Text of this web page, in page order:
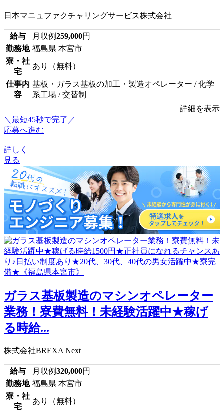
日本マニュファクチャリングサービス株式会社
給与 月収例259,000円
勤務地 福島県 本宮市
寮・社
宅
あり（無料）
仕事内
容
基板・ガラス基板の加工・製造オペレーター / 化学
系工場 / 交替制
詳細を表示
＼最短45秒で完了／
応募へ進む
詳しく
見る
ガラス基板製造のマシンオペレーター
業務！寮費無料！未経験活躍中★稼げ
る時給...
株式会社BREXA Next
給与 月収例320,000円
勤務地 福島県 本宮市
寮・社
宅
あり（無料）